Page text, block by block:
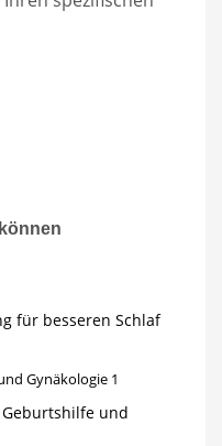
für besseren Schlaf
und